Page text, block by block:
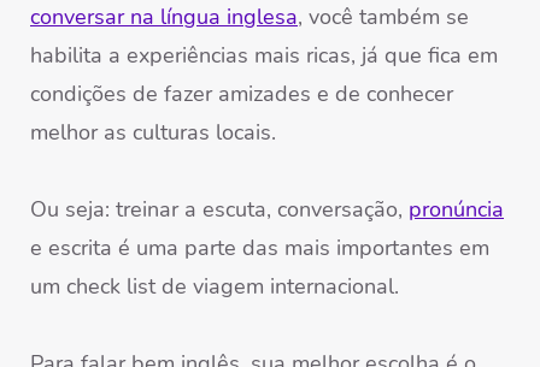
conversar na língua inglesa, você também se
habilita a experiências mais ricas, já que fica em
condições de fazer amizades e de conhecer
melhor as culturas locais.
Ou seja: treinar a escuta, conversação, pronúncia
e escrita é uma parte das mais importantes em
um check list de viagem internacional.